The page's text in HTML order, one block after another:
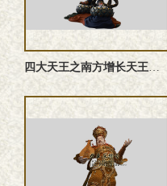
四大天王之南方增长天王佛像